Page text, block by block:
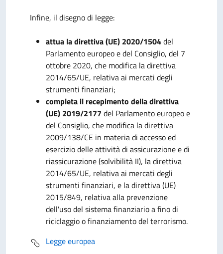
Infine, il disegno di legge:
attua la direttiva (UE) 2020/1504del
Parlamento europeo e del Consiglio, del 7
ottobre 2020, che modifica la direttiva
2014/65/UE, relativa ai mercati degli
strumenti finanziari;
completa il recepimento della direttiva
(UE) 2019/2177 del Parlamento europeo e
del Consiglio, che modifica la direttiva
2009/138/CE in materia di accesso ed
esercizio delle attività di assicurazione e di
riassicurazione (solvibilità II), la direttiva
2014/65/UE, relativa ai mercati degli
strumenti finanziari, e la direttiva (UE)
2015/849, relativa alla prevenzione
dell'uso del sistema finanziario a fino di
riciclaggio o finanziamento del terrorismo.
Legge europea